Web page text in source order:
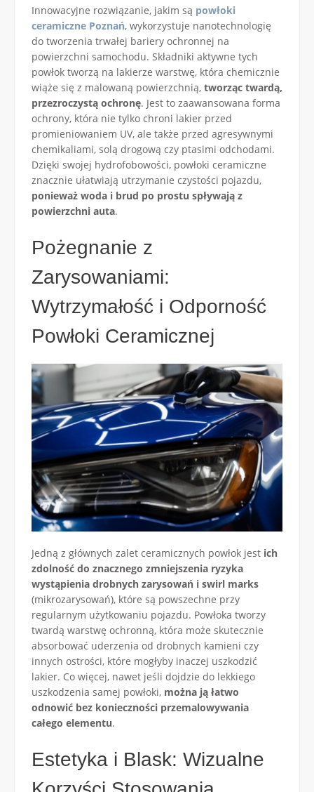
Innowacyjne rozwiązanie, jakim są powłoki
ceramiczne Poznań, wykorzystuje nanotechnologię
do tworzenia trwałej bariery ochronnej na
powierzchni samochodu. Składniki aktywne tych
powłok tworzą na lakierze warstwę, która chemicznie
wiąże się z malowaną powierzchnią, tworząc twardą,
przezroczystą ochronę. Jest to zaawansowana forma
ochrony, która nie tylko chroni lakier przed
promieniowaniem UV, ale także przed agresywnymi
chemikaliami, solą drogową czy ptasimi odchodami.
Dzięki swojej hydrofobowości, powłoki ceramiczne
znacznie ułatwiają utrzymanie czystości pojazdu,
ponieważ woda i brud po prostu spływają z
powierzchni auta.
Pożegnanie z
Zarysowaniami:
Wytrzymałość i Odporność
Powłoki Ceramicznej
Jedną z głównych zalet ceramicznych powłok jest ich
zdolność do znacznego zmniejszenia ryzyka
wystąpienia drobnych zarysowań i swirl marks
(mikrozarysowań), które są powszechne przy
regularnym użytkowaniu pojazdu. Powłoka tworzy
twardą warstwę ochronną, która może skutecznie
absorbować uderzenia od drobnych kamieni czy
innych ostrości, które mogłyby inaczej uszkodzić
lakier. Co więcej, nawet jeśli dojdzie do lekkiego
uszkodzenia samej powłoki, można ją łatwo
odnowić bez konieczności przemalowywania
całego elementu.
Estetyka i Blask: Wizualne